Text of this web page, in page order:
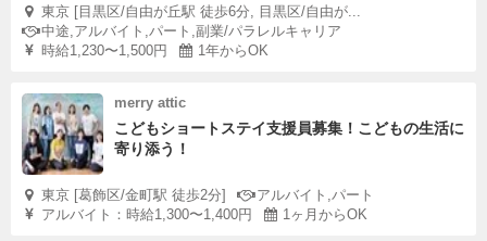
東京 [目黒区/自由が丘駅 徒歩6分, 目黒区/自由が...
中途,アルバイト,パート,副業/パラレルキャリア
時給1,230〜1,500円
1年からOK
merry attic
こどもショートステイ支援員募集！こどもの生活に
寄り添う！
東京 [葛飾区/金町駅 徒歩2分]
アルバイト,パート
アルバイト：時給1,300〜1,400円
1ヶ月からOK